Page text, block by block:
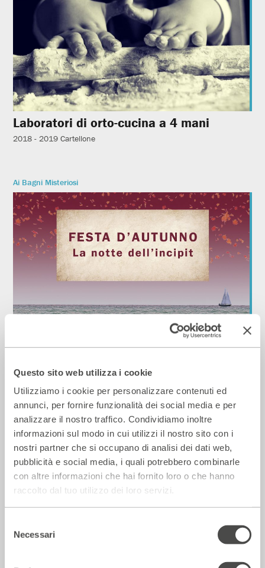
Questo sito web utilizza i cookie
Utilizziamo i cookie per personalizzare contenuti ed
annunci, per fornire funzionalità dei social media e per
analizzare il nostro traffico. Condividiamo inoltre
informazioni sul modo in cui utilizzi il nostro sito con i
nostri partner che si occupano di analisi dei dati web,
pubblicità e social media, i quali potrebbero combinarle
con altre informazioni che hai fornito loro o che hanno
raccolto dal tuo utilizzo dei loro servizi.
delNecessari
Laboratori di orto-cucina a 4 mani
2018 - 2019 Cartellone
Ai Bagni Misteriosi